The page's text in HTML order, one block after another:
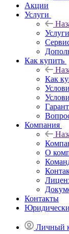
Акции
Услуги
Услуги
Как купить
Как
Компания
О
Контакты
Личный